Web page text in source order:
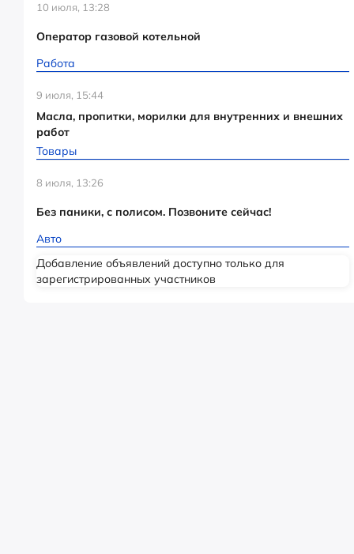
10 июля, 13:28
Оператор газовой котельной
Работа
9 июля, 15:44
Масла, пропитки, морилки для внутренних и внешних
работ
Товары
8 июля, 13:26
Без паники, с полисом. Позвоните сейчас!
Авто
Добавление объявлений доступно только для
зарегистрированных участников